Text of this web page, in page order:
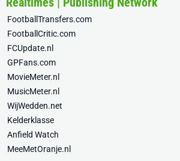
FootballTransfers.com
FootballCritic.com
FCUpdate.nl
GPFans.com
MovieMeter.nl
MusicMeter.nl
WijWedden.net
Kelderklasse
Anfield Watch
MeeMetOranje.nl